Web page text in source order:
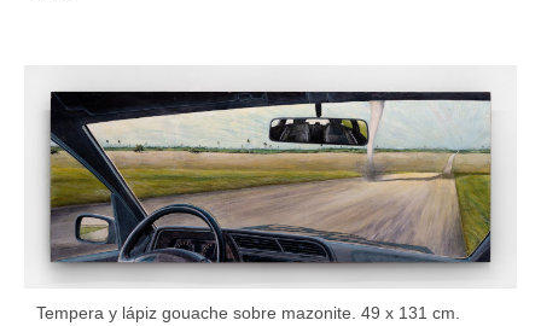
Tempera y lápiz gouache sobre mazonite. 49 x 131 cm.